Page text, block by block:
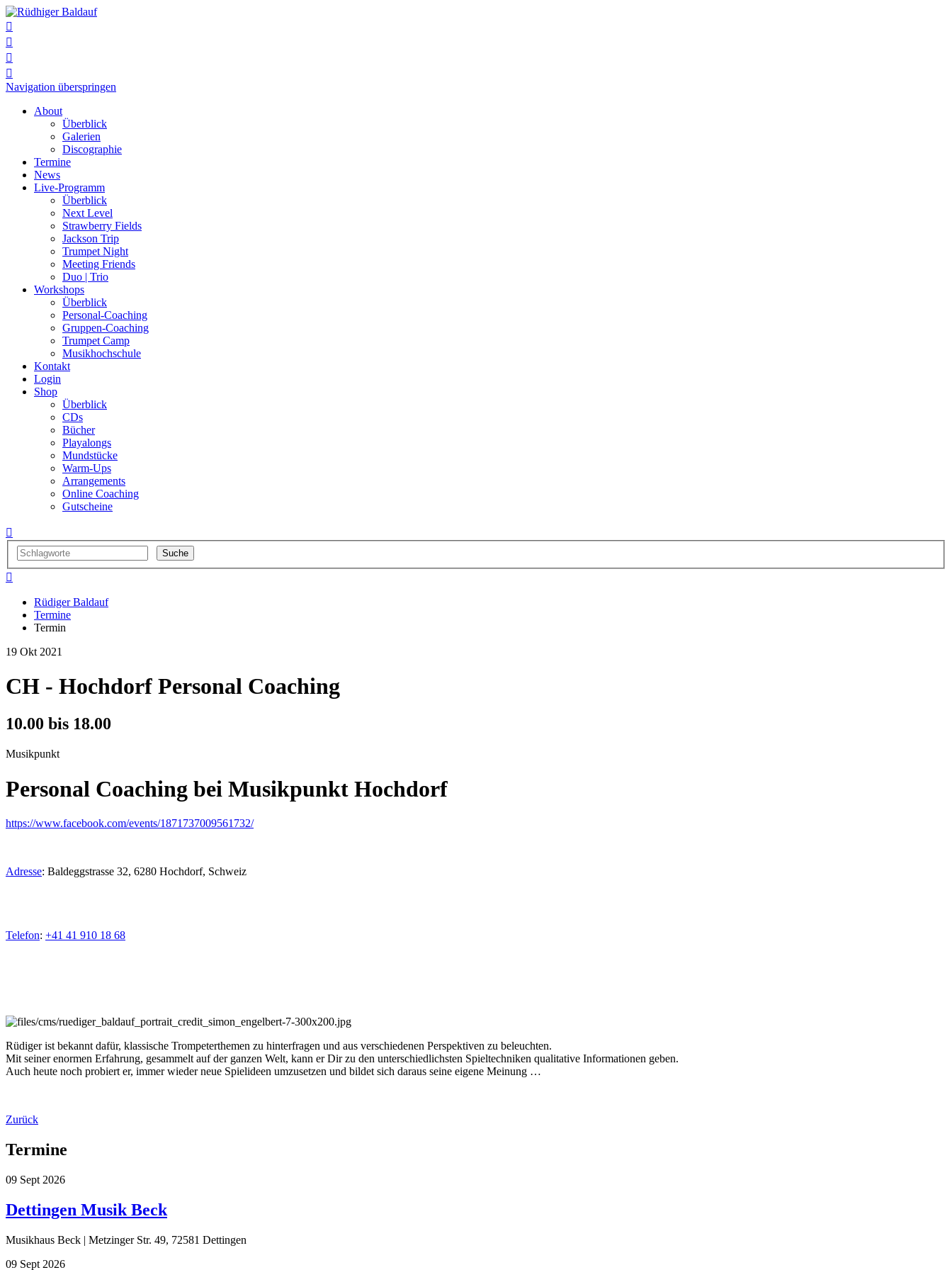




Navigation überspringen
About
Überblick
Galerien
Discographie
Termine
News
Live-Programm
Überblick
Next Level
Strawberry Fields
Jackson Trip
Trumpet Night
Meeting Friends
Duo | Trio
Workshops
Überblick
Personal-Coaching
Gruppen-Coaching
Trumpet Camp
Musikhochschule
Kontakt
Login
Shop
Überblick
CDs
Bücher
Playalongs
Mundstücke
Warm-Ups
Arrangements
Online Coaching
Gutscheine


Rüdiger Baldauf
Termine
Termin
19 Okt 2021
CH - Hochdorf Personal Coaching
10.00 bis 18.00
Musikpunkt
Personal Coaching bei Musikpunkt Hochdorf
https://www.facebook.com/events/1871737009561732/
Adresse: Baldeggstrasse 32, 6280 Hochdorf, Schweiz
Telefon: +41 41 910 18 68
Rüdiger ist bekannt dafür, klassische Trompeterthemen zu hinterfragen und aus verschiedenen Perspektiven zu beleuchten.
Mit seiner enormen Erfahrung, gesammelt auf der ganzen Welt, kann er Dir zu den unterschiedlichsten Spieltechniken qualitative Informationen geben.
Auch heute noch probiert er, immer wieder neue Spielideen umzusetzen und bildet sich daraus seine eigene Meinung …
Zurück
Termine
09 Sept 2026
Dettingen Musik Beck
Musikhaus Beck | Metzinger Str. 49, 72581 Dettingen
09 Sept 2026